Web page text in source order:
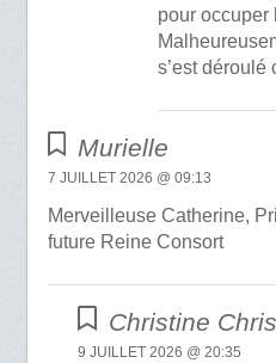
pour occuper
s’est déroulé
Murielle
7 JUILLET 2026 @ 09:13
Merveilleuse Catherine,
future Reine Consort
Christine
9 JUILLET 2026 @ 20:35